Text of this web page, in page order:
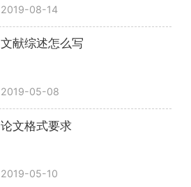
2019-08-14
文献综述怎么写
2019-05-08
论文格式要求
2019-05-10